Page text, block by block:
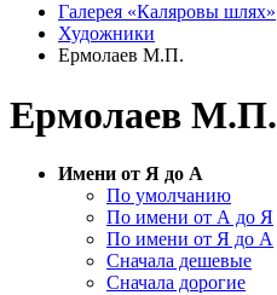
Галерея «Каляровы шлях»
Художники
Ермолаев М.П.
Ермолаев М.П.
Имени от Я до А
По умолчанию
По имени от А до Я
По имени от Я до А
Сначала дешевые
Сначала дорогие